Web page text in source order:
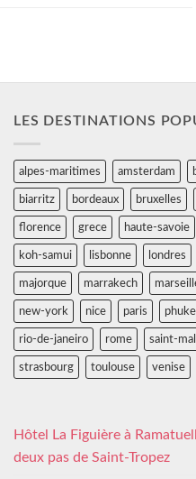
LES DESTINATIONS
alpes-maritimes amsterdam
biarritz bordeaux bruxelles
florence grece haute-savoie
koh-samui lisbonne londres
majorque marrakech
new-york nice paris
rio-de-janeiro rome saint-
strasbourg toulouse venise
Hôtel La Figuière à
deux pas de Saint-Tropez